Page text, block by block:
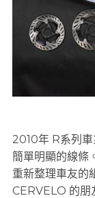
2010年 R系列
簡單明顯的線條
重新整理車友的
CERVELO 的朋